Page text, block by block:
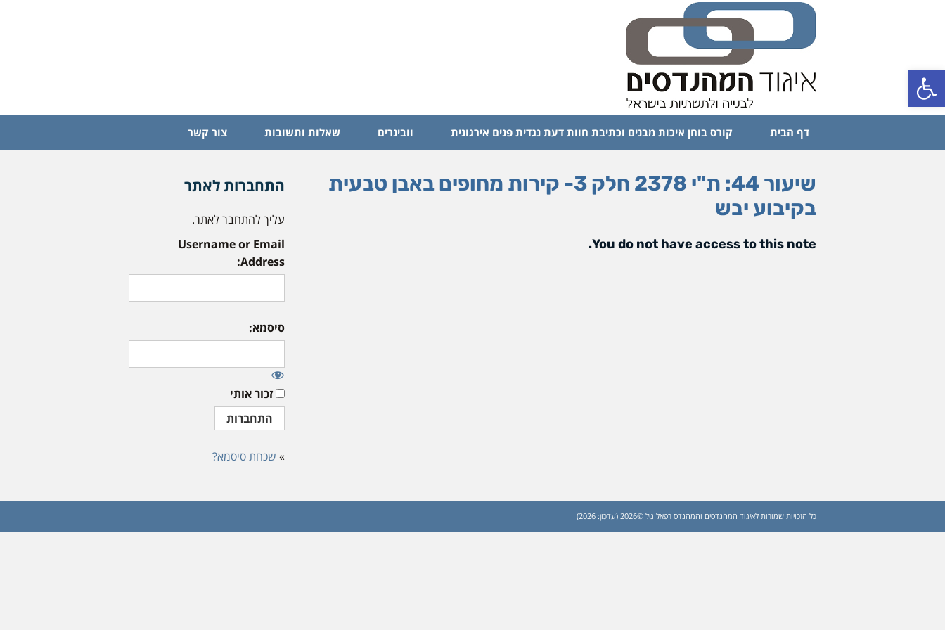
פתח סרגל נגישות
דף הבית קורס בוחן איכות מבנים וכתיבת חוות דעת נגדית פנים אירגונית וובינרים שאלות ותשובות צור קשר
שיעור 44: ת"י 2378 חלק 3- קירות מחופים באבן טבעית
בקיבוע יבש
You do not have access to this note.
התחברות לאתר
עליך להתחבר לאתר.
Username or Email
Address:
סיסמא:
זכור אותי
» שכחת סיסמא?
כל הזכויות שמורות לאיגוד המהנדסים והמהנדס רפאל גיל ©2026 (עדכון: 2026)